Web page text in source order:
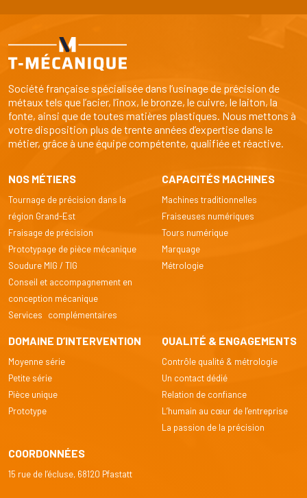
Société française spécialisée dans l’usinage de précision de
métaux tels que l’acier, l’inox, le bronze, le cuivre, le laiton, la
fonte, ainsi que de toutes matières plastiques. Nous mettons à
votre disposition plus de trente années d’expertise dans le
métier, grâce à une équipe compétente, qualifiée et réactive.
NOS MÉTIERS
Tournage de précision dans la
région Grand-Est
Fraisage de précision
Prototypage de pièce mécanique
Soudure MIG / TIG
Conseil et accompagnement en
conception mécanique
Services complémentaires
CAPACITÉS MACHINES
Machines traditionnelles
Fraiseuses numériques
Tours numérique
Marquage
Métrologie
DOMAINE D’INTERVENTION
Moyenne série
Petite série
Pièce unique
Prototype
QUALITÉ & ENGAGEMENTS
Contrôle qualité & métrologie
Un contact dédié
Relation de confiance
L’humain au cœur de l’entreprise
La passion de la précision
COORDONNÉES
15 rue de l’écluse, 68120 Pfastatt